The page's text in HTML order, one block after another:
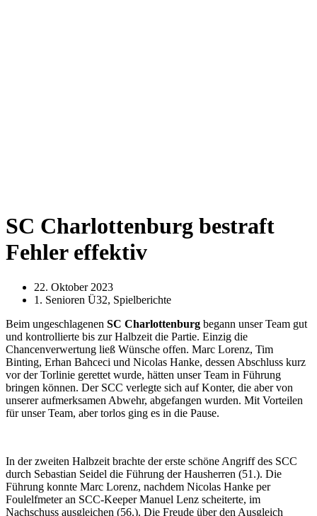
SC Charlottenburg bestraft
Fehler effektiv
22. Oktober 2023
1. Senioren Ü32, Spielberichte
Beim ungeschlagenen SC Charlottenburg begann unser Team gut
und kontrollierte bis zur Halbzeit die Partie. Einzig die
Chancenverwertung ließ Wünsche offen. Marc Lorenz, Tim
Binting, Erhan Bahceci und Nicolas Hanke, dessen Abschluss kurz
vor der Torlinie gerettet wurde, hätten unser Team in Führung
bringen können. Der SCC verlegte sich auf Konter, die aber von
unserer aufmerksamen Abwehr, abgefangen wurden. Mit Vorteilen
für unser Team, aber torlos ging es in die Pause.
In der zweiten Halbzeit brachte der erste schöne Angriff des SCC
durch Sebastian Seidel die Führung der Hausherren (51.). Die
Führung konnte Marc Lorenz, nachdem Nicolas Hanke per
Foulelfmeter an SCC-Keeper Manuel Lenz scheiterte, im
Nachschuss ausgleichen (56.). Die Freude über den Ausgleich